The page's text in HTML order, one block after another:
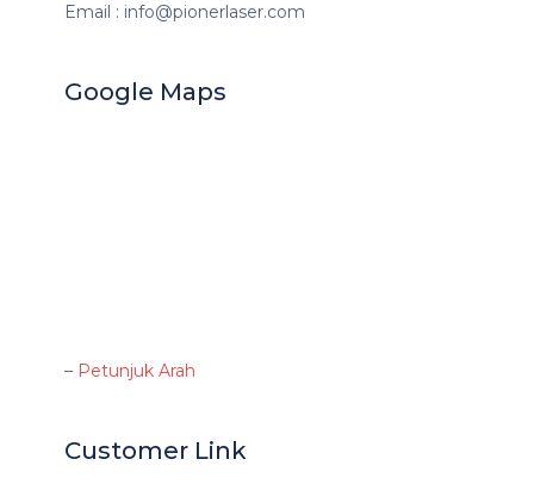
Email : info@pionerlaser.com
Google Maps
– Petunjuk Arah
Customer Link